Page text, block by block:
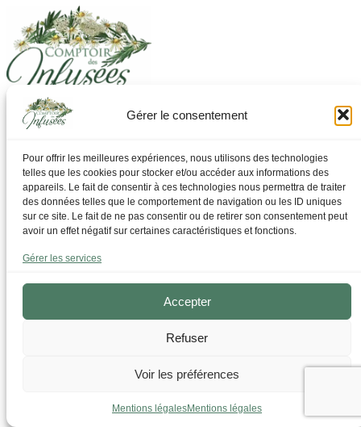
Gérer le consentement
Pour offrir les meilleures expériences, nous utilisons des technologies
telles que les cookies pour stocker et/ou accéder aux informations des
appareils. Le fait de consentir à ces technologies nous permettra de traiter
des données telles que le comportement de navigation ou les ID uniques
sur ce site. Le fait de ne pas consentir ou de retirer son consentement peut
avoir un effet négatif sur certaines caractéristiques et fonctions.
Gérer les services
Accepter
Refuser
Voir les préférences
Mentions légalesMentions légales
Laissez-vous guider pour trouver ce dont vous avez
besoin
Par Thématique
Allergies I Refroidissement
Articulations | os | Muscles
Circulation | Jambes lourdes
Confort urinaire
Détente | Relaxation
Drainage | Perte de poids
Femmes | Cycles
Foie | Métabolisme | Sucres
Immunité | Vitalité
Peau | Ongles | Cheveux
Tisanes bien-être
Fermeture estivale En savoir plus